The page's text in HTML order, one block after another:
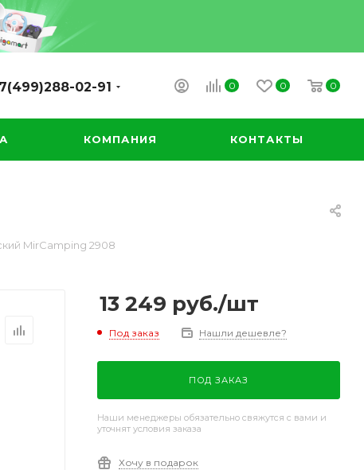
0 0 0
02-91
КОМПАНИЯ КОНТАКТЫ
MirСamping 2908
13 249 руб./шт
Под заказ Нашли дешевле?
ПОД ЗАКАЗ
Наши менеджеры обязательно свяжутся с вами и
уточнят условия заказа
Хочу в подарок